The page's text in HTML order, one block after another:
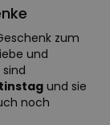
zum
und
und sie
noch